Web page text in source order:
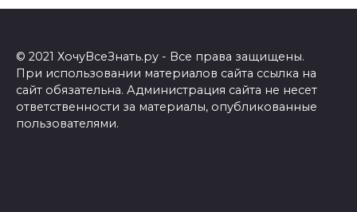
© 2021 ХочуВсеЗнать.ру - Все права защищены.
При использовании материалов сайта ссылка на
сайт обязательна. Администрация сайта не несет
ответственности за материалы, опубликованные
пользователями.